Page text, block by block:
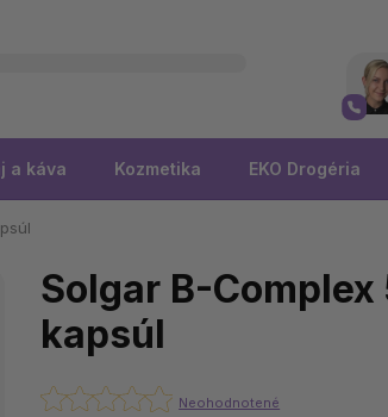
a káva Kozmetika EKO Drogéria
Solgar B-
kapsúl
Neohodnotené